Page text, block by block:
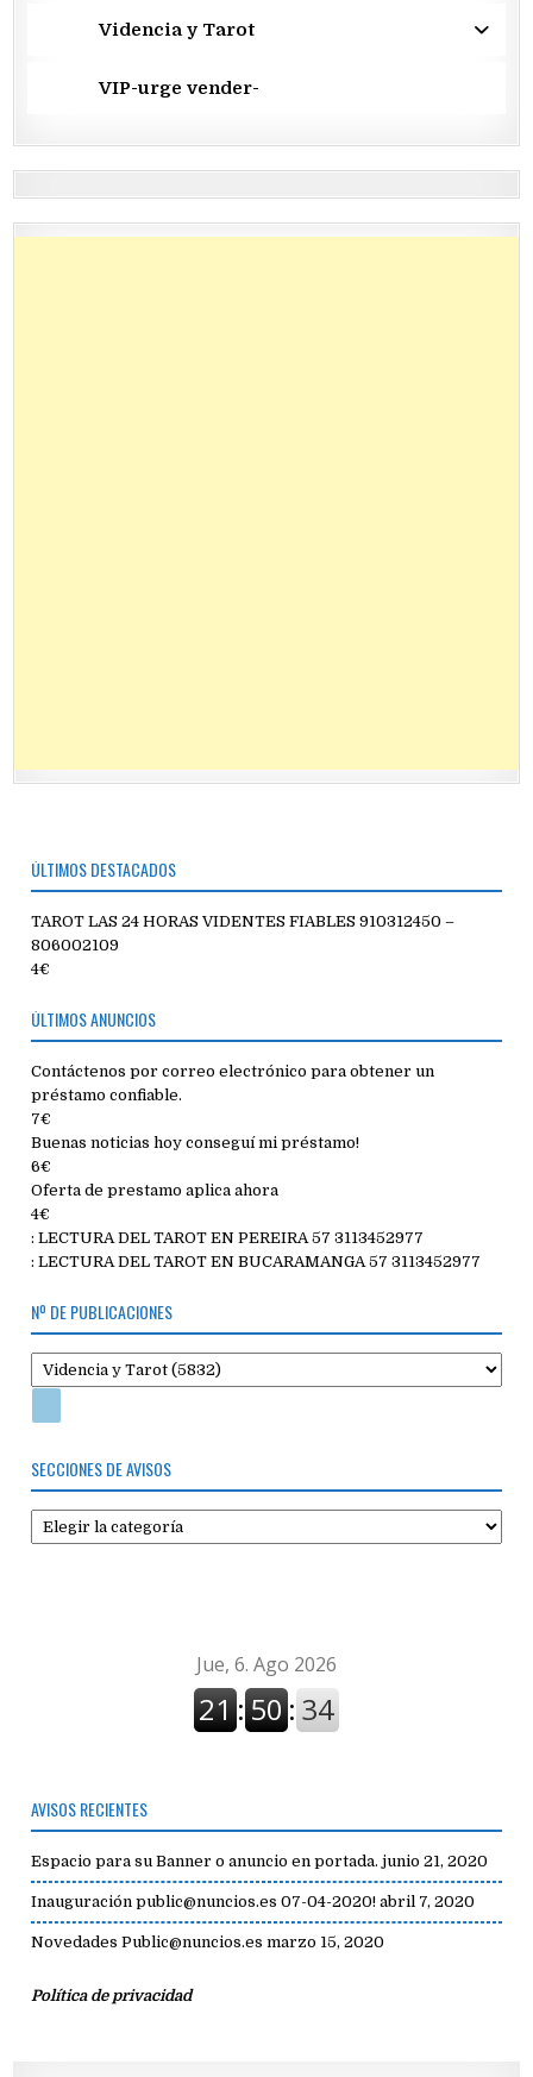
Videncia y Tarot
VIP-urge vender-
ÚLTIMOS DESTACADOS
TAROT LAS 24 HORAS VIDENTES FIABLES 910312450 –
806002109
4€
ÚLTIMOS ANUNCIOS
Contáctenos por correo electrónico para obtener un
préstamo confiable.
7€
Buenas noticias hoy conseguí mi préstamo!
6€
Oferta de prestamo aplica ahora
4€
: LECTURA DEL TAROT EN PEREIRA 57 3113452977
: LECTURA DEL TAROT EN BUCARAMANGA 57 3113452977
Nº DE PUBLICACIONES
SECCIONES DE AVISOS
Secciones
de
AVISOS RECIENTES
Espacio para su Banner o anuncio en portada. junio 21, 2020
Inauguración public@nuncios.es 07-04-2020! abril 7, 2020
Novedades Public@nuncios.es marzo 15, 2020
Política de privacidad